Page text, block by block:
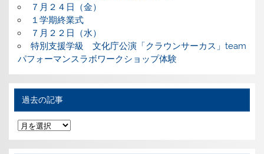
７月２４日（金）
１学期終業式
７月２２日（水）
特別支援学級 文化庁公演「クラウンサーカス」team
パフォーマンスラボワークショップ体験
過去の記事
過
去
の
記